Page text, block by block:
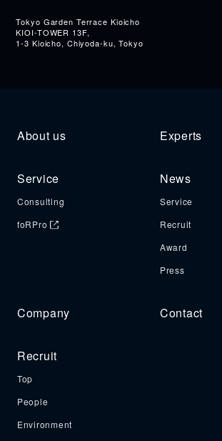
Tokyo Garden Terrace Kioicho
KIOI-TOWER 13F,
1-3 Kioicho, Chiyoda-ku, Tokyo
About us Experts
Service
Consulting
foRPro
News
Service
Recruit
Award
Press
Company Contact
Recruit
Top
People
Environment